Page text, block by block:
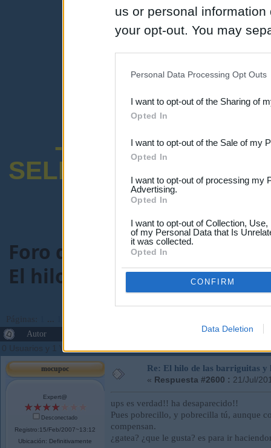
us or personal
your opt-out. You may
Downstream Participants
third parties.
Personal Data Processing Opt Outs
I want to opt-out of the Sharing of
Opted In
I want to opt-out of the Sale of my
Opted In
I want to opt-out of processing my
Advertising.
Opted In
I want to opt-out of Collection,
of my Personal Data that Is
it was collected.
Opted In
CONFIRM
Data Deletion
-ENCUESTA
SELECTIVO
Foro de Maestros25
El hilo de las barriguitas y
Páginas: ...
Autor
Tema: El hilo de las barriguitas y las barrigotas
0 Usuarios y 1 Visitante están viendo este tema.
mocupoc
Expert@
Desconectado
Registro:15/Feb/2007~13:12
Ubicación: Definitivamente
Re: El hilo de las barriguitas y
« Respuesta #2600 : 21/Jul/
ups es verdad!! ha desaparecido!!
Pues pobrecillo, y pobrecilla tú, aunque
compensan.
¿gatea? ¿que le gusta? es para ir